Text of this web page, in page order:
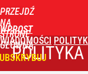
PRZEJDŹ
NA
STRONĘ
GŁÓWNĄ
WPROST
WIADOMOŚCI
POLITYKA